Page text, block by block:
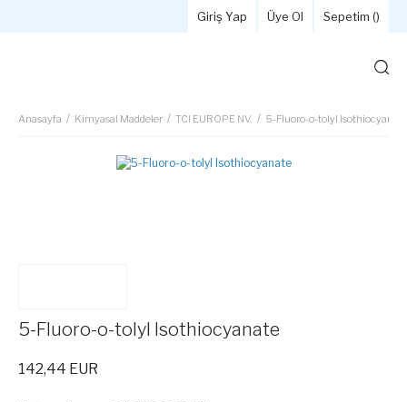
Giriş Yap Üye Ol Sepetim ()
Anasayfa Kimyasal Maddeler TCI EUROPE NV. 5-Fluoro-o-tolyl Isothiocyanate
5-Fluoro-o-tolyl Isothiocyanate
142,44 EUR